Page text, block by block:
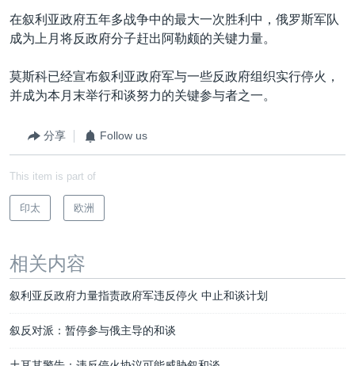
在叙利亚政府五年多战争中的最大一次胜利中，俄罗斯军队
成为上月将反政府分子赶出阿勒颇的关键力量。
莫斯科已经宣布叙利亚政府军与一些反政府组织实行停火，
并成为本月末举行和谈努力的关键参与者之一。
分享 Follow us
This item is part of
印太 欧洲
相关内容
叙利亚反政府力量指责政府军违反停火 中止和谈计划
叙反对派：暂停参与俄主导的和谈